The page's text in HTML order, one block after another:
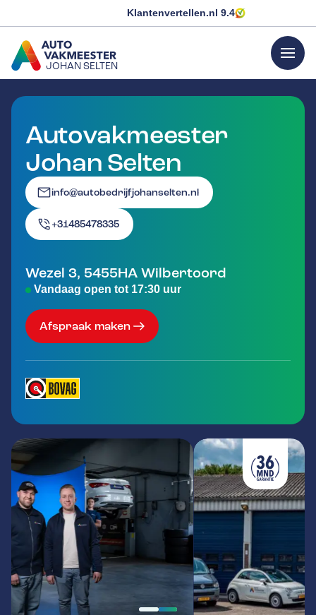
Klantenvertellen.nl 9.4
JOHAN SELTEN
GA NAAR DE HOMEPAGINA
menu
Autovakmeester
Johan Selten
info@autobedrijfjohanselten.nl
+31485478335
Wezel 3, 5455HA Wilbertoord
Vandaag open tot 17:30 uur
Afspraak maken